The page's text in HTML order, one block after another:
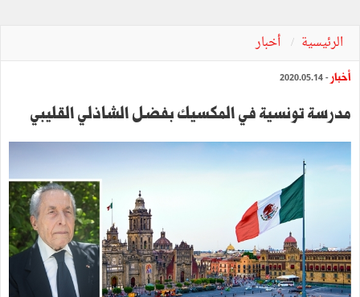
الرئيسية أخبار
أخبار - 2020.05.14
مدرسة تونسية في المكسيك بفضل الشاذلي القليبي